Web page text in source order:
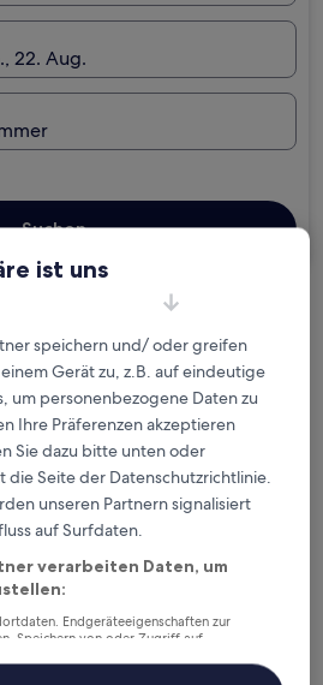
22. Aug.
Suchen
bei
für jede
Übernachtung
Preisen für Mitglieder
für diese Daten
ist uns
speichern und/ oder greifen
Gerät zu, z.B. auf eindeutige
um personenbezogene Daten zu
Ihre Präferenzen akzeptieren
Sie dazu bitte unten oder
die Seite der Datenschutzrichtlinie.
unseren Partnern signalisiert
auf Surfdaten.
verarbeiten Daten, um
Endgeräteeigenschaften zur
Speichern von oder Zugriff auf
und der Performance von Inhalten,